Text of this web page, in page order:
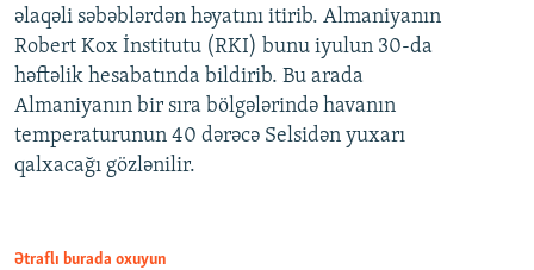
əlaqəli səbəblərdən həyatını itirib. Almaniyanın
Robert Kox İnstitutu (RKI) bunu iyulun 30-da
həftəlik hesabatında bildirib. Bu arada
Almaniyanın bir sıra bölgələrində havanın
temperaturunun 40 dərəcə Selsidən yuxarı
qalxacağı gözlənilir.
Ətraflı burada oxuyun